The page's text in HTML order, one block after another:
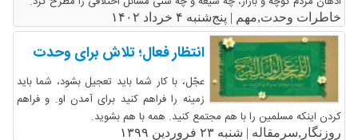
خاطرات وحدت,مهم | پنج‌شنبه ۴ خرداد ۱۴۰۲
انتظار فعال؛ تلاش برای وحدت
عجّل،‌‎ ‌‏با کار شما باید تعجیل بشود، شما باید
زمینه را فراهم کنید برای آمدن او. و فراهم
کردن‌‎ ‌‏اینکه مسلمین را با هم مجتمع کنید. همه با هم بشوید.
روزنگار,سرمقاله | شنبه ۲۳ فروردین ۱۳۹۹